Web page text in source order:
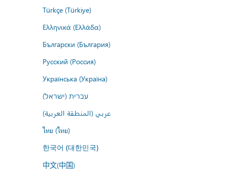
Türkçe (Türkiye)
Ελληνικά (Ελλάδα)
Български (България)
Русский (Россия)
Українська (Україна)
עברית (ישראל)
عربي (المنطقة العربية)
ไทย (ไทย)
한국어 (대한민국)
中文(中国)